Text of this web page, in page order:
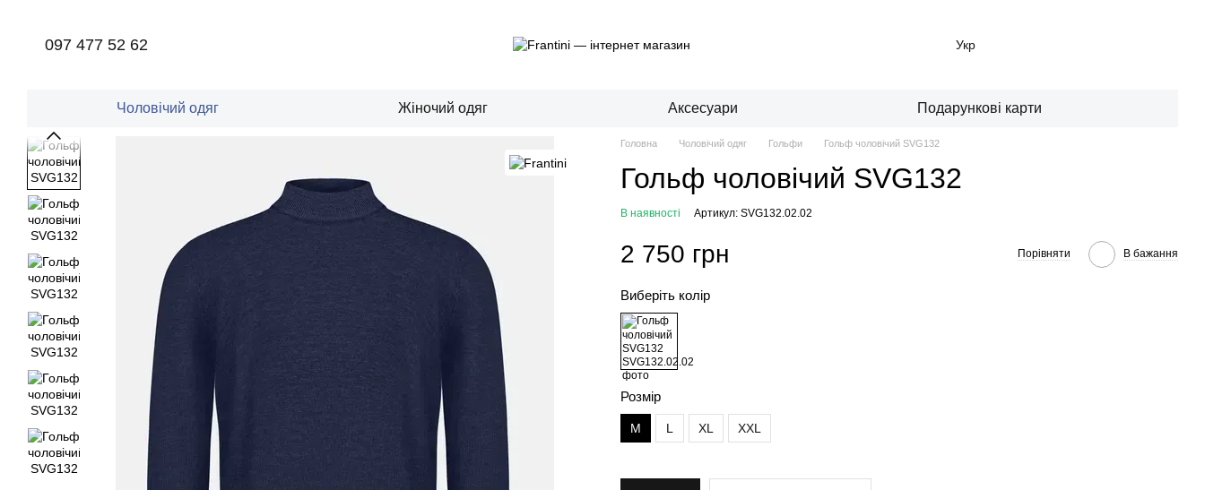
097 477 52 62 Укр
Чоловічий одяг Жіночий одяг Аксесуари Подарункові карти
Головна Чоловічий одяг Гольфи Гольф чоловічий SVG132
Гольф чоловічий SVG132
В наявності Артикул: SVG132.02.02
2 750 грн Порівняти В бажання
Виберіть колір
Розмір
M L XL XXL